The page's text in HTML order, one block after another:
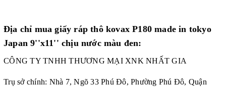
Địa chỉ mua giấy ráp thô kovax P180 made in tokyo
Japan 9''x11'' chịu nước màu đen:
CÔNG TY TNHH THƯƠNG MẠI XNK NHẤT GIA
Trụ sở chính: Nhà 7, Ngõ 33 Phú Đô, Phường Phú Đô, Quận